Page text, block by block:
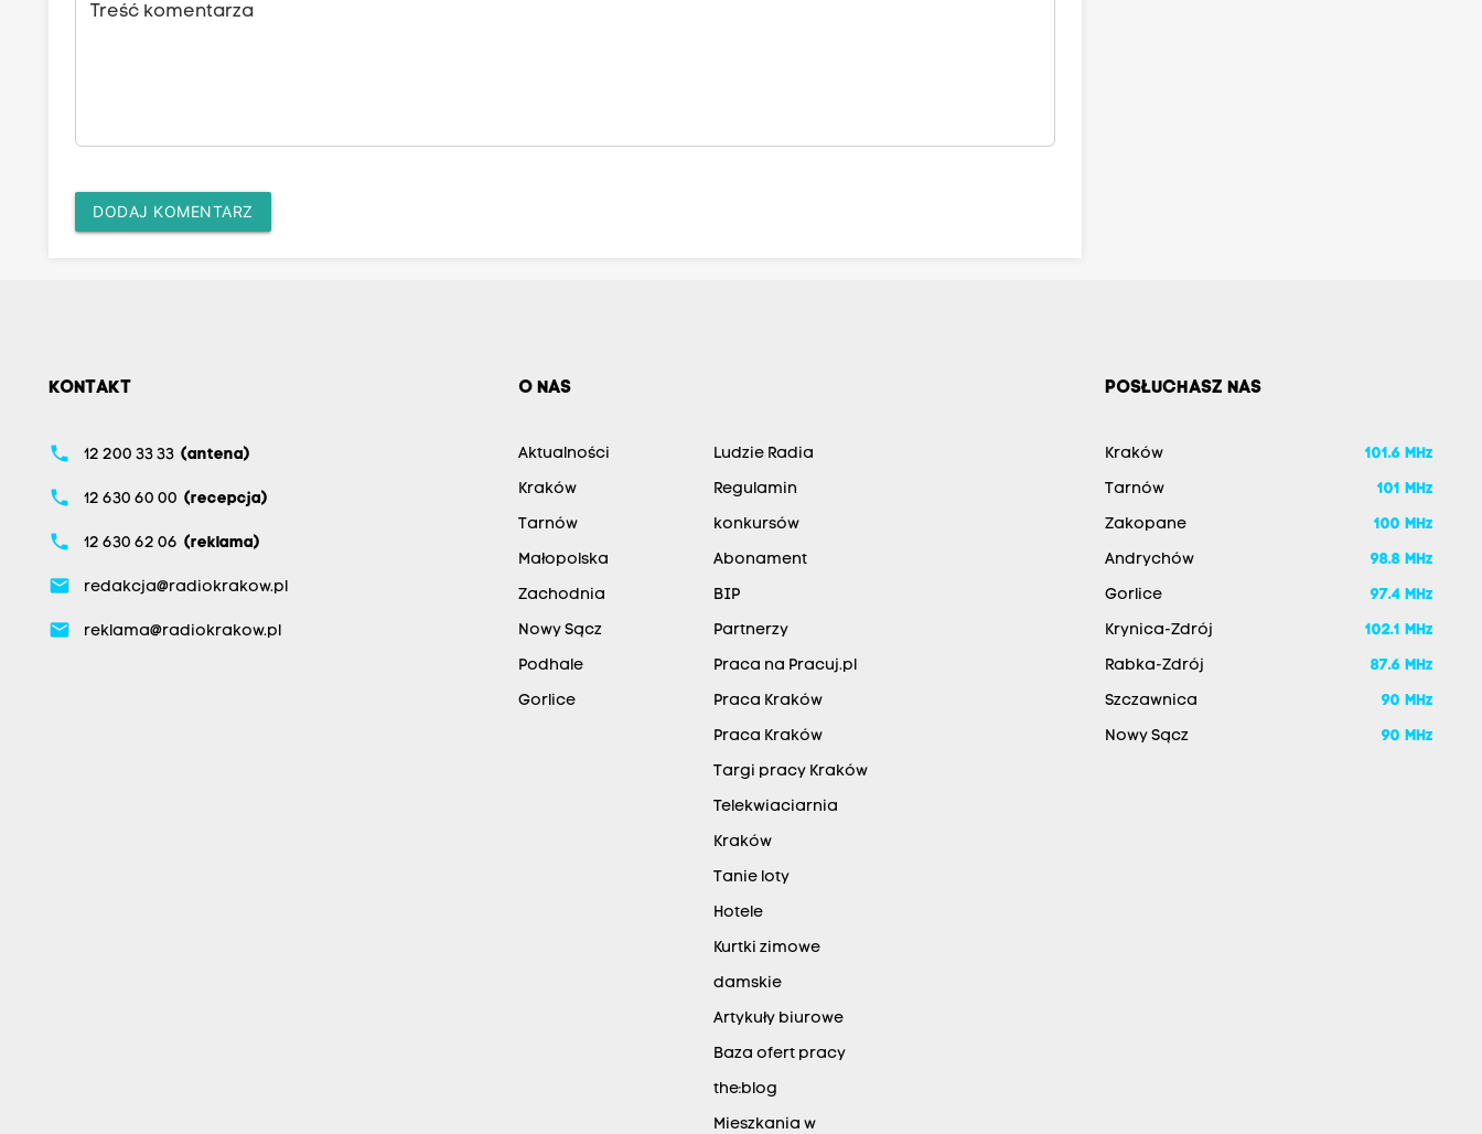
Treść komentarza
DODAJ KOMENTARZ
KONTAKT
phone 12 200 33 33 (antena)
phone 12 630 60 00 (recepcja)
phone 12 630 62 06 (reklama)
email redakcja@radiokrakow.pl
email reklama@radiokrakow.pl
O NAS
Aktualności
Kraków
Tarnów
Małopolska
Zachodnia
Nowy Sącz
Podhale
Gorlice
Ludzie Radia
Regulamin
konkursów
Abonament
BIP
Partnerzy
Praca na Pracuj.pl
Praca Kraków
Praca Kraków
Targi pracy Kraków
Telekwiaciarnia
Kraków
Tanie loty
Hotele
Kurtki zimowe
damskie
Artykuły biurowe
Baza ofert pracy
the:blog
Mieszkania w
POSŁUCHASZ NAS
Kraków 101.6 MHz
Tarnów 101 MHz
Zakopane 100 MHz
Andrychów 98.8 MHz
Gorlice 97.4 MHz
Krynica-Zdrój 102.1 MHz
Rabka-Zdrój 87.6 MHz
Szczawnica 90 MHz
Nowy Sącz 90 MHz